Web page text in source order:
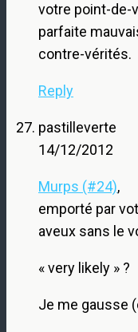
votre point-de-
parfaite
contre-vérités.
Reply
pastilleverte
14/12/2012
Murps (#24),
emporté par
aveux sans le
« very likely » ?
Je me gausse